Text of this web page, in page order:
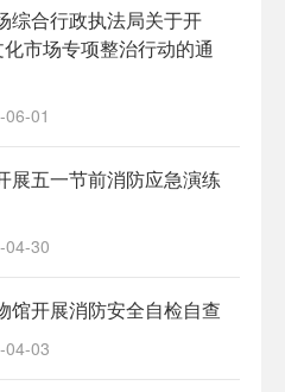
综合行政执法局关于开
化市场专项整治行动的通
01
展五一节前消防应急演练
04-30
馆开展消防安全自检自查
04-03